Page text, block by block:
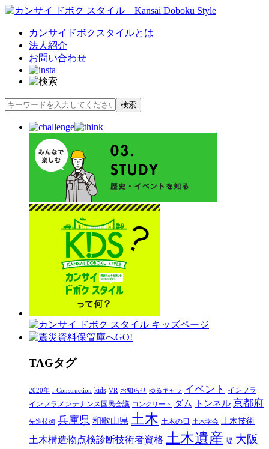
カンサイドボクスタイルとは
法人紹介
お問い合わせ
TAGタグ
2020年 i-Construction kids VR お知らせ ゆるキャラ イベント
インフラ
インフラメンテナンス国民会議 コンクリート ダム トンネル 京都府
先進技術 兵庫県 和歌山県 土木 土木の日 土木学会 土木技術
土木構造物点検診断技術者資格 土木遺産 堤 大阪